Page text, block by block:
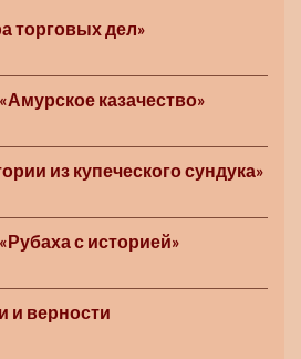
торговых дел»
казачество»
из купеческого сундука»
с историей»
и верности